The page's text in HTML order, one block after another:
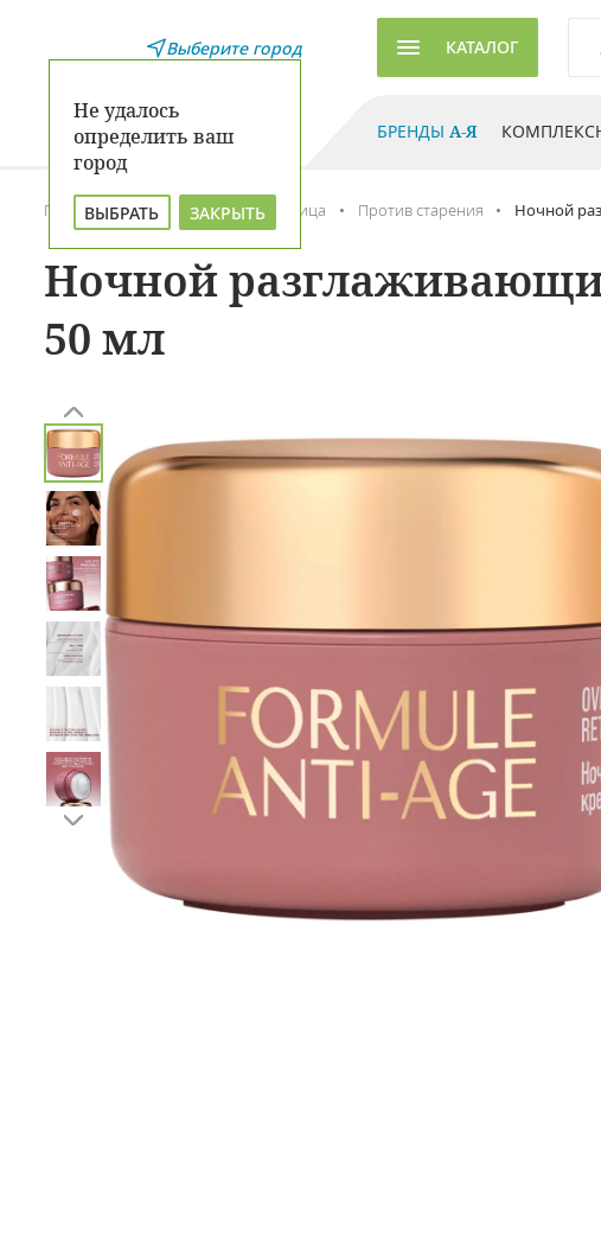
Выберите город
Не удалось
определить ваш
город
ВЫБРАТЬ ЗАКРЫТЬ
КАТАЛОГ
БРЕНДЫ А-Я
Главная Каталог Уход для лица Против старения Ночной
Ночной
50 мл